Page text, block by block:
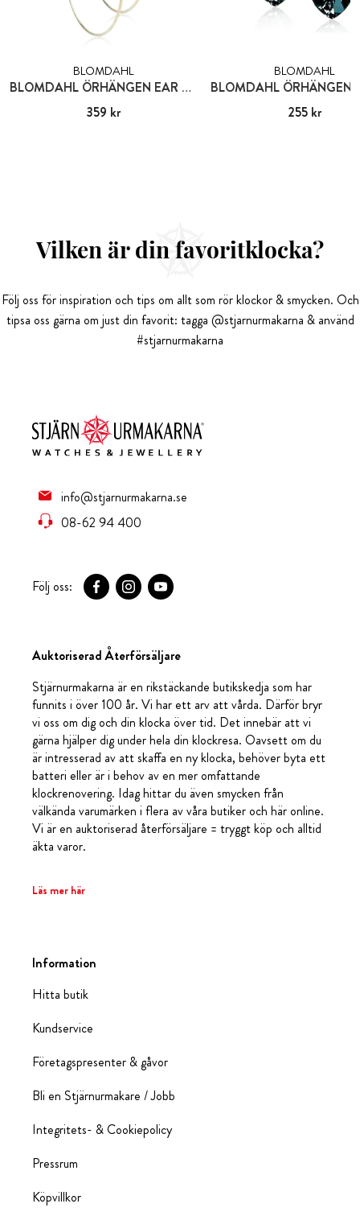
BLOMDAHL
BLOMDAHL ÖRHÄNGEN EAR RING
Pris:359 kr
359 kr
BLOMDAHL
Pris:255 kr
255 kr
Vilken är din favoritklocka?
Följ oss för inspiration och tips om allt som rör klockor & smycken. Och
tipsa oss gärna om just din favorit: tagga @stjarnurmakarna & använd
#stjarnurmakarna
info@stjarnurmakarna.se
08-62 94 400
Följ oss:
Auktoriserad Återförsäljare
Stjärnurmakarna är en rikstäckande butikskedja som har
funnits i över 100 år. Vi har ett arv att vårda. Därför bryr
vi oss om dig och din klocka över tid. Det innebär att vi
gärna hjälper dig under hela din klockresa. Oavsett om du
är intresserad av att skaffa en ny klocka, behöver byta ett
batteri eller är i behov av en mer omfattande
klockrenovering. Idag hittar du även smycken från
välkända varumärken i flera av våra butiker och här online.
Vi är en auktoriserad återförsäljare = tryggt köp och alltid
äkta varor.
Läs mer här
Information
Hitta butik
Kundservice
Företagspresenter & gåvor
Bli en Stjärnurmakare / Jobb
Integritets- & Cookiepolicy
Pressrum
Köpvillkor